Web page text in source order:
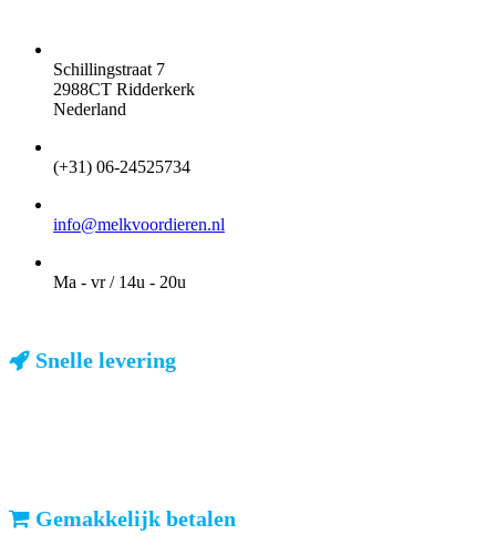
Schillingstraat 7
2988CT Ridderkerk
Nederland
(+31) 06-24525734
info@melkvoordieren.nl
Ma - vr / 14u - 20u
Snelle levering
Gemakkelijk betalen